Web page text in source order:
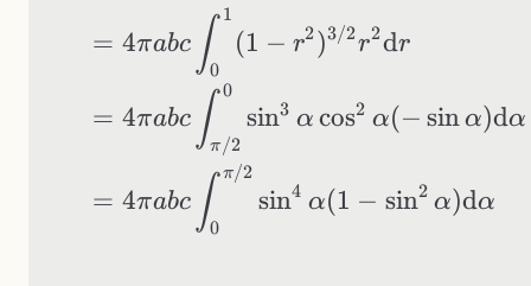
= 4πabc ∫0
1
(1 − r2)3/2r2dr
= 4πabc ∫π/2
0
sin3 α cos2 α(− sinα)dα
= 4πabc ∫0
π/2
sin4 α(1 − sin2 α)dα